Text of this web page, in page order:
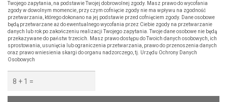
Twojego zapytania, na podstawie Twojej dobrowolnej zgody. Masz prawo do wycofania
zgody w dowolnym momencie, przy czym cofnięcie zgody nie ma wpływu na zgodność
przetwarzania, którego dokonano na jej podstawie przed cofnięciem zgody. Dane osobowe
będą przetwarzane aż do ewentualnego wycofania przez Ciebie zgody na przetwarzanie
danych lub rok po zakończeniu realizacji Twojego zapytania. Twoje dane osobowe nie będą
przekazywane do państw trzecich. Masz prawo dostępu do Twoich danych osobowych, ich
sprostowania, usunięcia lub ograniczenia przetwarzania, prawo do przenoszenia danych
oraz prawo wniesienia skargi do organu nadzorczego, tj. Urzędu Ochrony Danych
Osobowych